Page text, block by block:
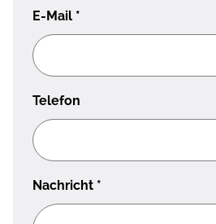
E-Mail *
Telefon
Nachricht *